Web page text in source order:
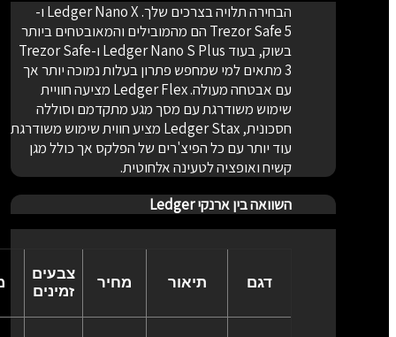
הבחירה תלויה בצרכים שלך. Ledger Nano X ו-
Trezor Safe 5 הם מהמובילים והמאובטחים ביותר
בשוק, בעוד Ledger Nano S Plus ו-Trezor Safe
3 מתאים למי שמחפש פתרון בעלות נמוכה יותר אך
עם אבטחה מעולה. Ledger Flex מציעה חוויית
שימוש משודרגת עם מסך מגע מתקדמם וסוללה
חסכונית, Ledger Stax מציע חווית שימוש משודרגת
עוד יותר עם כל הפיצ'רים של הפלקס אך כולל מגן
קשיח ואופציה לטעינה אלחוטית.
השוואה בין ארנקי Ledger
דגם תיאור מחיר
צבעים
זמינים